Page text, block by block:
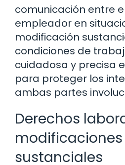
comunicación entre
empleador en
modificación
condiciones de
cuidadosa y precisa
para proteger los
ambas partes
Derechos
modificaciones
sustanciales